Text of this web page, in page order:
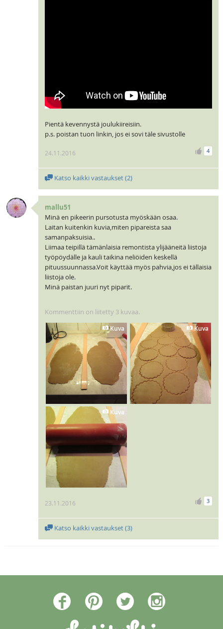
Pientä kevennystä joulukiireisiin.
p.s. poistan tuon linkin, jos ei sovi täle sivustolle
4
24.11.2016
Katso kaikki vastaukset (2)
mallu51
Minä en pikeerin pursotusta myöskään osaa.
Laitan kuitenkin kuvia,miten pipareista saa
samanpaksuisia..
Liimaa teipillä tämänlaisia remontista ylijääneitä liistoja
työpöydälle ja kauli taikina neliöiden keskellä
pituussuunnassa.Voit käyttää myös pahvia,jos ei tällaisia
liistoja ole.
Minä paistan juuri nyt piparit.
Kommenttiin on liitetty 3 kuvaa.
Kuva Kuva
Kuva
3
23.11.2016
Katso kaikki vastaukset (3)